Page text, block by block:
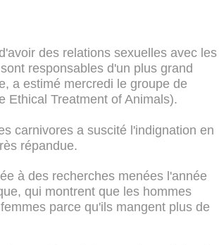
des relations sexuelles avec les
responsables d'un plus grand
a estimé mercredi le groupe de
Ethical Treatment of Animals).
carnivores a suscité l'indignation en
répandue.
à des recherches menées l'année
qui montrent que les hommes
parce qu'ils mangent plus de